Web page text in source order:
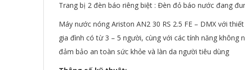
Trang bị 2 đèn báo riêng biệt : Đèn đỏ báo nước đang
Máy nước nóng Ariston AN2 30 RS 2.5 FE – DMX với
gia đình có từ 3 – 5 người, cùng với các tính năng
đảm bảo an toàn sức khỏe và làn da người tiêu dùng